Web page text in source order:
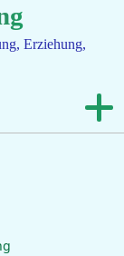
Erziehung,